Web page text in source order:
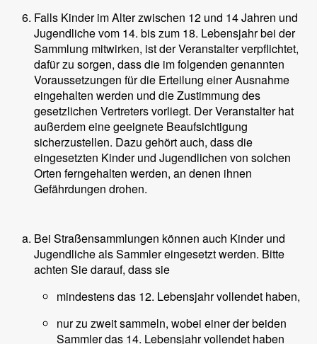
Falls Kinder im Alter zwischen 12 und 14 Jahren und
Jugendliche vom 14. bis zum 18. Lebensjahr bei der
Sammlung mitwirken, ist der Veranstalter verpflichtet,
dafür zu sorgen, dass die im folgenden genannten
Voraussetzungen für die Erteilung einer Ausnahme
eingehalten werden und die Zustimmung des
gesetzlichen Vertreters vorliegt. Der Veranstalter hat
außerdem eine geeignete Beaufsichtigung
sicherzustellen. Dazu gehört auch, dass die
eingesetzten Kinder und Jugendlichen von solchen
Orten ferngehalten werden, an denen ihnen
Gefährdungen drohen.
Bei Straßensammlungen können auch Kinder und
Jugendliche als Sammler eingesetzt werden. Bitte
achten Sie darauf, dass sie
mindestens das 12. Lebensjahr vollendet haben,
nur zu zweit sammeln, wobei einer der beiden
Sammler das 14. Lebensjahr vollendet haben